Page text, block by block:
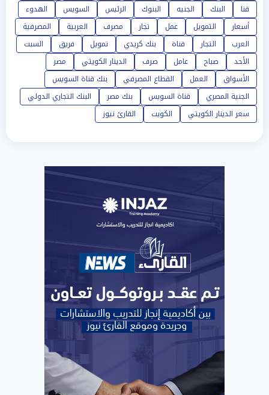
قنا
البنك الجنيه البنوك الرئيس السويس
الهدوء
أسعار
التمويل عمل تجار مصرف العربية
المصرفية
العرب
التجار قناة بنك كريدي تمويل فريق
السبت
الأحد
صباح عامل صرف الدينار الكويتي
مصر
الأسواق
العمل القطاع المصرفي
بنك قناة السويس
الجنية المصري
قناة السويس بنك مصر
البنك التجاري الدولي
سعر الدينار الكويتي
الكويت القارئ نيوز